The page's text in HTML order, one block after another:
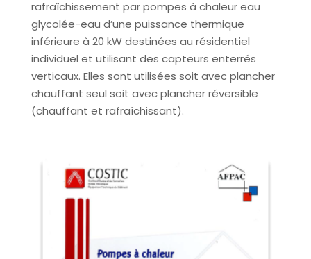
rafraîchissement par pompes à chaleur eau
glycolée-eau d’une puissance thermique
inférieure à 20 kW destinées au résidentiel
individuel et utilisant des capteurs enterrés
verticaux. Elles sont utilisées soit avec plancher
chauffant seul soit avec plancher réversible
(chauffant et rafraîchissant).